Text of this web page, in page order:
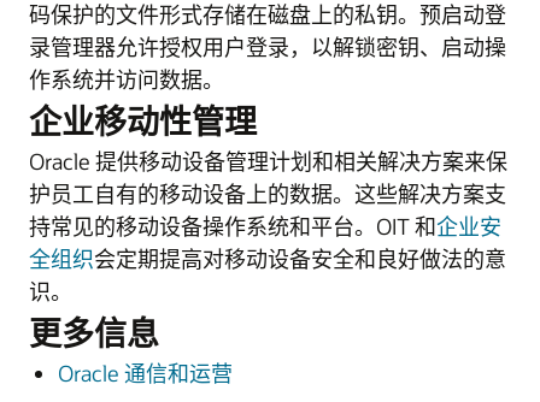
码保护的文件形式存储在磁盘上的私钥。预启动登
录管理器允许授权用户登录，以解锁密钥、启动操
作系统并访问数据。
企业移动性管理
Oracle 提供移动设备管理计划和相关解决方案来保
护员工自有的移动设备上的数据。这些解决方案支
持常见的移动设备操作系统和平台。OIT 和企业安
全组织会定期提高对移动设备安全和良好做法的意
识。
更多信息
Oracle 通信和运营